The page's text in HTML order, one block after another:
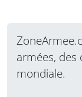
armées,
mondiale.